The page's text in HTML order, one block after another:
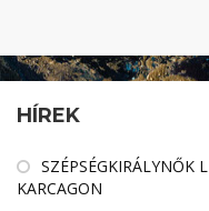
HÍREK
SZÉPSÉGKIRÁLYNŐK
KARCAGON